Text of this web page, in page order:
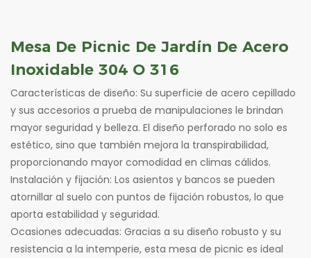
Mesa De Picnic De Jardín De Acero
Inoxidable 304 O 316
Características de diseño: Su superficie de acero cepillado
y sus accesorios a prueba de manipulaciones le brindan
mayor seguridad y belleza. El diseño perforado no solo es
estético, sino que también mejora la transpirabilidad,
proporcionando mayor comodidad en climas cálidos.
Instalación y fijación: Los asientos y bancos se pueden
atornillar al suelo con puntos de fijación robustos, lo que
aporta estabilidad y seguridad.
Ocasiones adecuadas: Gracias a su diseño robusto y su
resistencia a la intemperie, esta mesa de picnic es ideal